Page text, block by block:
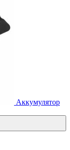
Аккумулятор